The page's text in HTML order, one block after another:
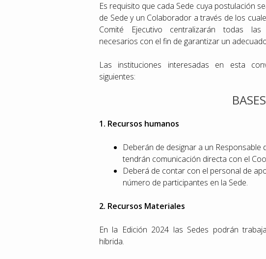
Es requisito que cada Sede cuya postulación
de Sede y un Colaborador a través de los
Comité Ejecutivo centralizarán todas las
necesarios con el fin de garantizar un
Las instituciones interesadas en esta
siguientes:
BASES
1. Recursos humanos
Deberán de designar a un Responsable
tendrán comunicación directa con el
Deberá de contar con el personal de
número de participantes en la Sede.
2. Recursos Materiales
En la Edición 2024 las Sedes podrán
híbrida.